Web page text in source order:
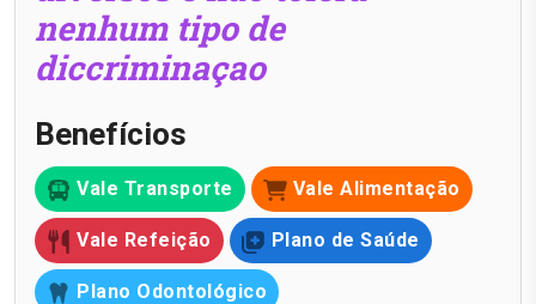
nenhum tipo de
diccriminaçao
Benefícios
Vale Transporte Vale Alimentação
Vale Refeição Plano de Saúde
Plano Odontológico